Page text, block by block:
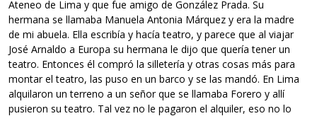
Ateneo de Lima y que fue amigo de González Prada. Su
hermana se llamaba Manuela Antonia Márquez y era la madre
de mi abuela. Ella escribía y hacía teatro, y parece que al viajar
José Arnaldo a Europa su hermana le dijo que quería tener un
teatro. Entonces él compró la silletería y otras cosas más para
montar el teatro, las puso en un barco y se las mandó. En Lima
alquilaron un terreno a un señor que se llamaba Forero y allí
pusieron su teatro. Tal vez no le pagaron el alquiler, eso no lo